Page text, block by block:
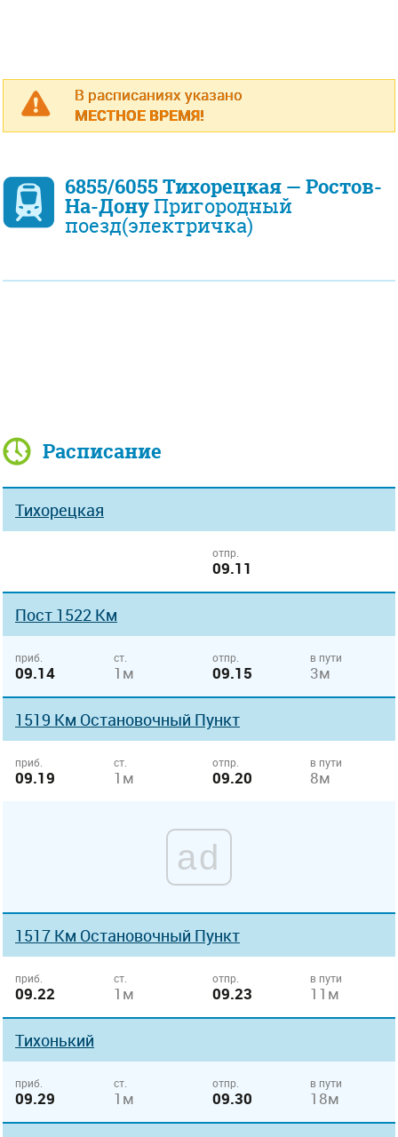
В расписаниях указано
МЕСТНОЕ ВРЕМЯ!
6855/6055 Тихорецкая — Ростов-
На-ДонуПригородный
поезд(электричка)
Расписание
Тихорецкая
отпр.
09.11
Пост 1522 Км
приб.
09.14
ст.
1м
отпр.
09.15
в пути
3м
1519 Км Остановочный Пункт
приб.
09.19
ст.
1м
отпр.
09.20
в пути
8м
ad
1517 Км Остановочный Пункт
приб.
09.22
ст.
1м
отпр.
09.23
в пути
11м
Тихонький
приб.
09.29
ст.
1м
отпр.
09.30
в пути
18м